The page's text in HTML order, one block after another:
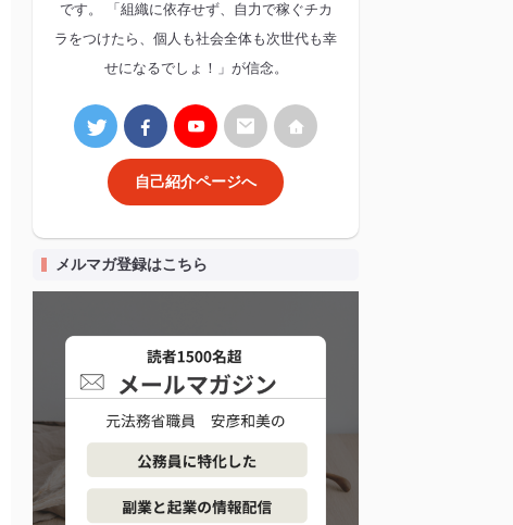
です。 「組織に依存せず、自力で稼ぐチカ
ラをつけたら、個人も社会全体も次世代も幸
せになるでしょ！」が信念。
自己紹介ページへ
メルマガ登録はこちら